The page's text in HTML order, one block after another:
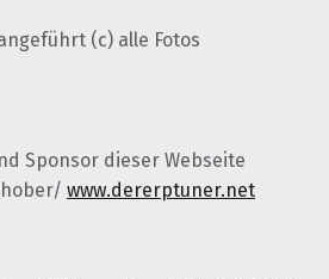
(c) alle Fotos
Sponsor dieser Webseite
www.dererptuner.net